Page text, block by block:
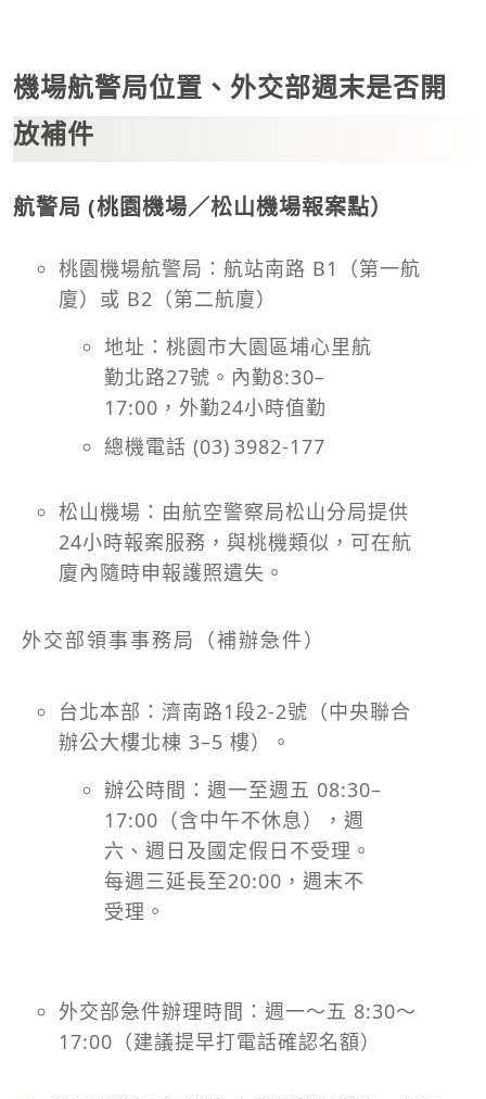
機場航警局位置、外交部週末是否開
放補件
航警局 (桃園機場／松山機場報案點）
桃園機場航警局：航站南路 B1（第一航
廈）或 B2（第二航廈）
地址：桃園市大園區埔心里航
勤北路27號。內勤8:30–
17:00，外勤24小時值勤
總機電話 (03) 3982‑177
松山機場：由航空警察局松山分局提供
24小時報案服務，與桃機類似，可在航
廈內隨時申報護照遺失。
外交部領事事務局（補辦急件）
台北本部：濟南路1段2‑2號（中央聯合
辦公大樓北棟 3–5 樓）。
辦公時間：週一至週五 08:30–
17:00（含中午不休息），週
六、週日及國定假日不受理。
每週三延長至20:00，週末不
受理。
外交部急件辦理時間：週一～五 8:30～
17:00（建議提早打電話確認名額）